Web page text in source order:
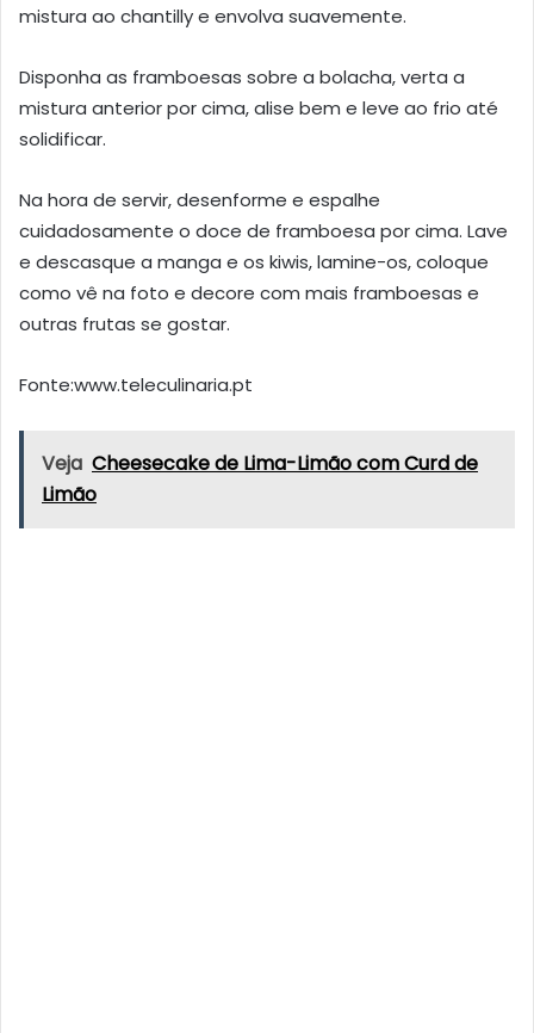
mistura ao chantilly e envolva suavemente.
Disponha as framboesas sobre a bolacha, verta a
mistura anterior por cima, alise bem e leve ao frio até
solidificar.
Na hora de servir, desenforme e espalhe
cuidadosamente o doce de framboesa por cima. Lave
e descasque a manga e os kiwis, lamine-os, coloque
como vê na foto e decore com mais framboesas e
outras frutas se gostar.
Fonte:www.teleculinaria.pt
Veja Cheesecake de Lima-Limão com Curd de
Limão